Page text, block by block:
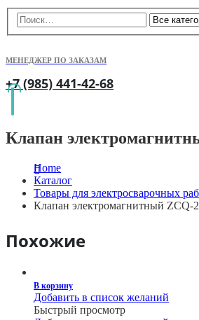
МЕНЕДЖЕР ПО ЗАКАЗАМ
+7 (985) 441-42-68
Клапан
Home
Каталог
Товары для электросварочных
Клапан электромагнитный ZCQ-
Похожие
В корзину
Добавить в список желаний
Быстрый просмотр